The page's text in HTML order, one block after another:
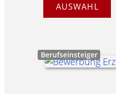
AUSWAHL
Berufseinsteiger